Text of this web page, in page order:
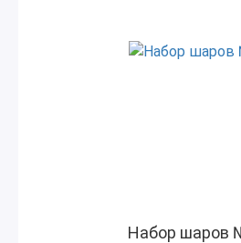
Набор шаров